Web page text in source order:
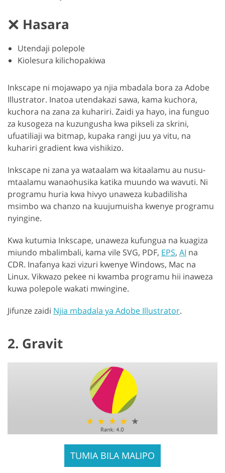
Hasara
Utendaji polepole
Kiolesura kilichopakiwa
Inkscape ni mojawapo ya njia mbadala bora za Adobe
Illustrator. Inatoa utendakazi sawa, kama kuchora,
kuchora na zana za kuhariri. Zaidi ya hayo, ina funguo
za kusogeza na kuzungusha kwa pikseli za skrini,
ufuatiliaji wa bitmap, kupaka rangi juu ya vitu, na
kuhariri gradient kwa vishikizo.
Inkscape ni zana ya wataalam wa kitaalamu au nusu-
mtaalamu wanaohusika katika muundo wa wavuti. Ni
programu huria kwa hivyo unaweza kubadilisha
msimbo wa chanzo na kuujumuisha kwenye programu
nyingine.
Kwa kutumia Inkscape, unaweza kufungua na kuagiza
miundo mbalimbali, kama vile SVG, PDF, EPS, AI na
CDR. Inafanya kazi vizuri kwenye Windows, Mac na
Linux. Vikwazo pekee ni kwamba programu hii inaweza
kuwa polepole wakati mwingine.
Jifunze zaidi Njia mbadala ya Adobe Illustrator.
2. Gravit
TUMIA BILA MALIPO